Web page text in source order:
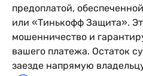
предоплатой,
или «Тинькофф Защита».
мошенничество и
вашего платежа. Остаток
заезде напрямую